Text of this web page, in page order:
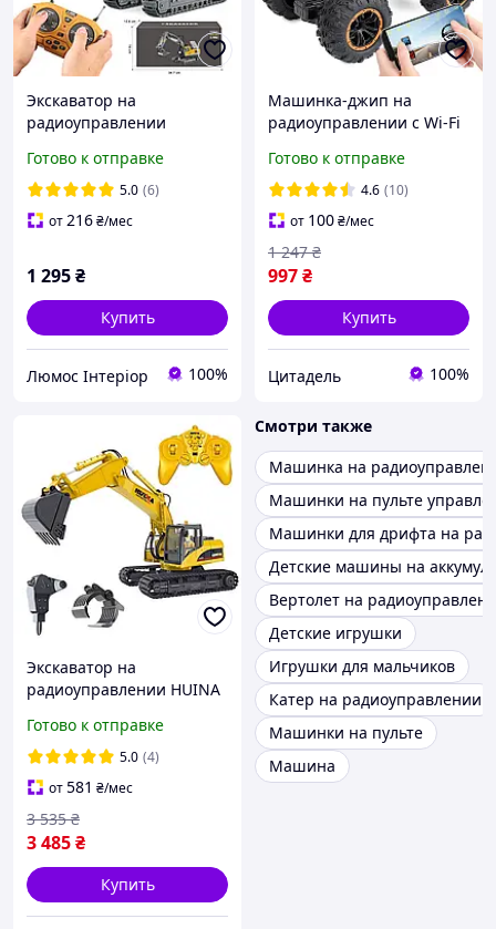
Экскаватор на
радиоуправлении
Готово к отправке
5.0 (6)
от216₴/мес
1 295₴
Купить
Люмос Інтеріор 100%
Машинка-джип на
радиоуправлении с Wi-Fi
Monster. Просмотр в
реальном времени на
смартфоне
Готово к отправке
4.6 (10)
от 100₴/мес
997₴
1 247 ₴
Купить
Цитадель 100%
Экскаватор на
радиоуправлении HUINA
Гидравлическим
Молотом, Захватом и
Ковшом
Готово к отправке
5.0 (4)
от581 ₴/мес
3 485₴
3 535 ₴
Купить
Смотри также
Машинка на
Машинки на пульте
Машинки для дрифта на
Детские машины на
Вертолет на
Детские игрушки
Игрушки для мальчиков
Катер на радиоуправлении
Машинки на пульте
Машина